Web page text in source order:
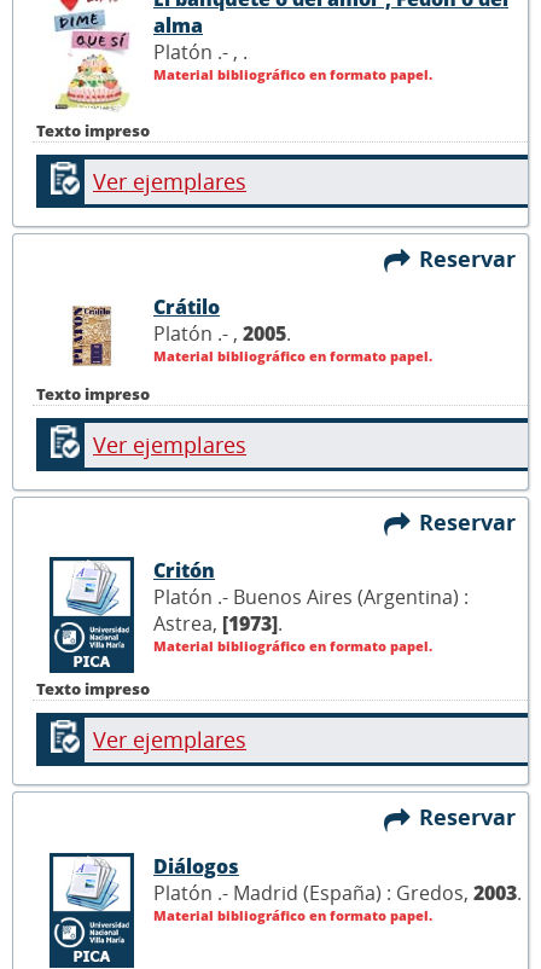
Texto impreso
alma
Platón .- , .
Material bibliográfico en formato papel.
Ver ejemplares
Reservar
Texto impreso
Crátilo
Platón .- , 2005.
Material bibliográfico en formato papel.
Ver ejemplares
Reservar
Texto impreso
Critón
Platón .- Buenos Aires (Argentina) :
Astrea, [1973].
Material bibliográfico en formato papel.
Ver ejemplares
Reservar
Diálogos
Platón .- Madrid (España) : Gredos, 2003.
Material bibliográfico en formato papel.